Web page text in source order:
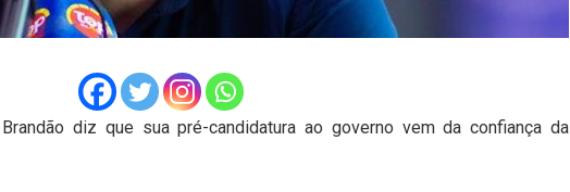
diz que sua pré-candidatura ao governo vem da confiança da